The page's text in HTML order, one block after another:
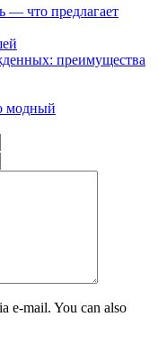
— что предлагает
преимущества
модный
e-mail. You can also